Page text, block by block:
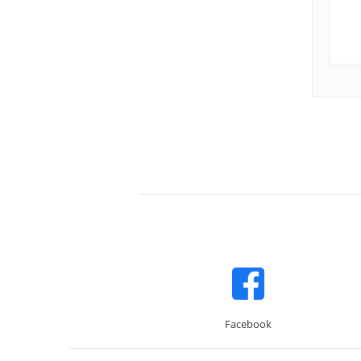
Facebook